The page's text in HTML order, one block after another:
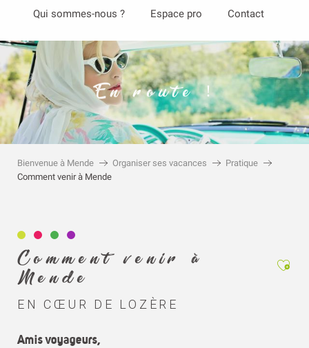
contenu
principal
Qui sommes-nous ? Espace pro Contact
En route !
Bienvenue à Mende Organiser ses vacances
Pratique
Comment venir à Mende
Comment venir à
Mende
EN CŒUR DE LOZÈRE
Amis voyageurs,